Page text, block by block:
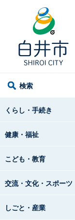
検索
くらし・手続き
健康・福祉
こども・教育
交流・文化・スポーツ
しごと・産業